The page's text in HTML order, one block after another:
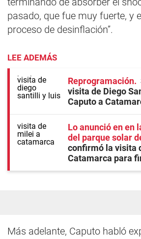
pasado, que fue muy fuerte, y
proceso de desinflación”.
LEE ADEMÁS
Reprogramación
visita de Diego
Caputo a
Lo anunció en en
del parque solar
confirmó la visita
Catamarca para
Más adelante, Caputo habló